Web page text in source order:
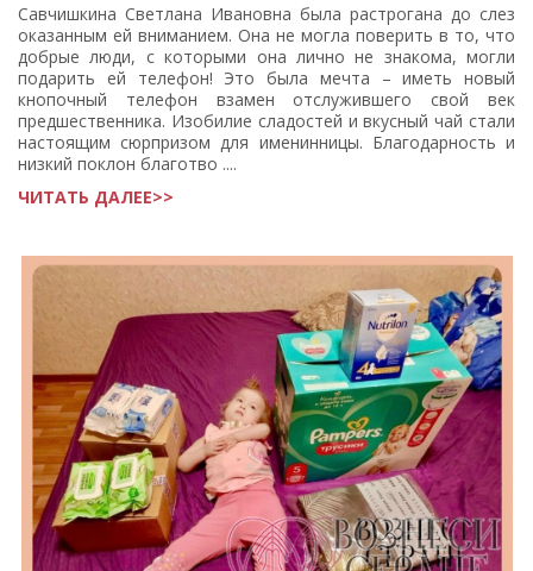
Савчишкина Светлана Ивановна была растрогана до слез
оказанным ей вниманием. Она не могла поверить в то, что
добрые люди, с которыми она лично не знакома, могли
подарить ей телефон! Это была мечта – иметь новый
кнопочный телефон взамен отслужившего свой век
предшественника. Изобилие сладостей и вкусный чай стали
настоящим сюрпризом для именинницы. Благодарность и
низкий поклон благотво ....
ЧИТАТЬ ДАЛЕЕ>>